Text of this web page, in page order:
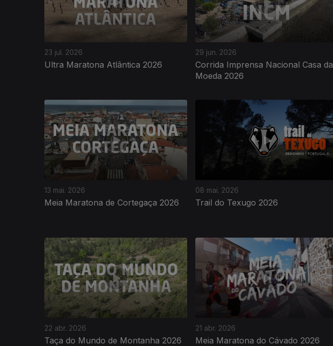
23 jul. 2026
Ultra Maratona Atlântica 2026
29 jun. 2026
Corrida Imprensa Nacional Casa da
Moeda 2026
13 mai. 2026
Meia Maratona de Cortegaça 2026
08 mai. 2026
Trail do Texugo 2026
22 abr. 2026
Taça do Mundo de Montanha 2026
21 abr. 2026
Meia Maratona do Cávado 2026
921431